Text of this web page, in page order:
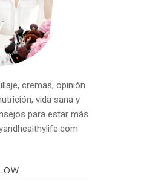
cremas, opinión
vida sana y
para estar más